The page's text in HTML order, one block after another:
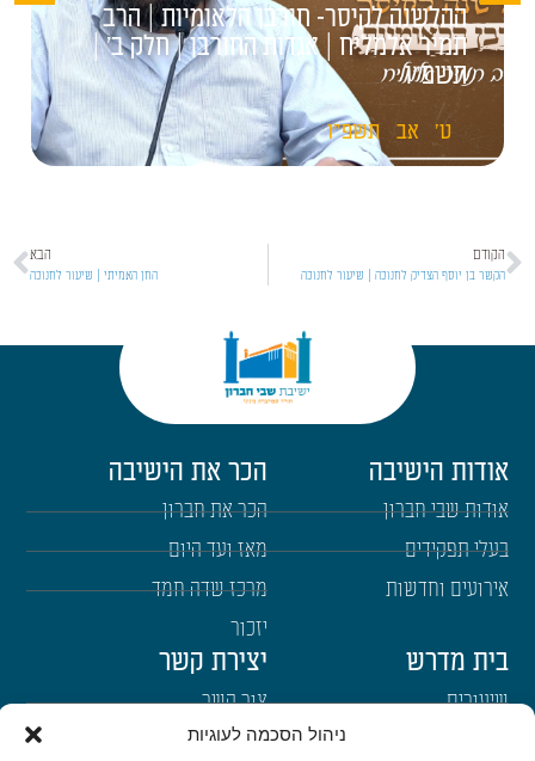
ניהול הסכמה לעוגיות
ההלשנה לקיסר- חורבן הלאומיות | הרב
תמיר אלמליח | אגדות החורבן | חלק ב' |
תשפ"ו
ט' אב תשפ"ו
הקודם
הקשר בן יוסף הצדיק לחנוכה | שיעור לחנוכה
הבא
החן האמיתי | שיעור לחנוכה
אודות הישיבה
אודות שבי חברון
בעלי תפקידים
אירועים וחדשות
הכר את הישיבה
הכר את חברון
מאז ועד היום
מרכז שדה חמד
יזכור
בית מדרש
שיעורים
יצירת קשר
צור קשר
הרשמה לשבו"ש